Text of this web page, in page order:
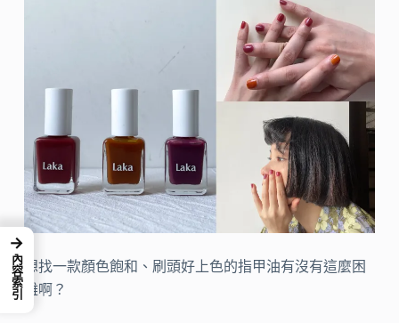
想找一款顏色飽和、刷頭好上色的指甲油有沒有這麼困
難啊？
→
內容索引